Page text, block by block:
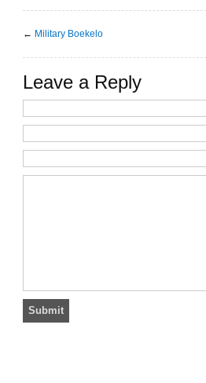
← Military Boekelo
Leave a Reply